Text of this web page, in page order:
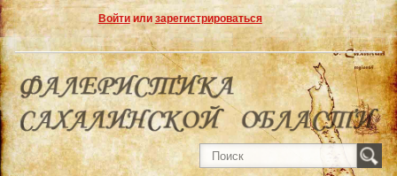
Войтиили зарегистрироваться